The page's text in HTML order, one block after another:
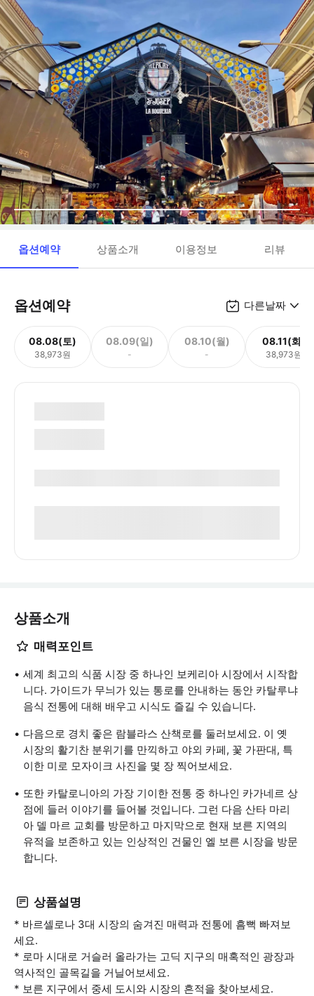
옵션예약 상품소개 이용정보 리뷰
옵션예약 다른날짜
08.08(토)
38,973원
08.09(일)
-
08.10(월)
-
08.11(화)
38,973원
상품소개
매력포인트
세계 최고의 식품 시장 중 하나인 보케리아 시장에서 시작합
니다. 가이드가 무늬가 있는 통로를 안내하는 동안 카탈루냐
음식 전통에 대해 배우고 시식도 즐길 수 있습니다.
다음으로 경치 좋은 람블라스 산책로를 둘러보세요. 이 옛
시장의 활기찬 분위기를 만끽하고 야외 카페, 꽃 가판대, 특
이한 미로 모자이크 사진을 몇 장 찍어보세요.
또한 카탈로니아의 가장 기이한 전통 중 하나인 카가네르 상
점에 들러 이야기를 들어볼 것입니다. 그런 다음 산타 마리
아 델 마르 교회를 방문하고 마지막으로 현재 보른 지역의
유적을 보존하고 있는 인상적인 건물인 엘 보른 시장을 방문
합니다.
상품설명
* 바르셀로나 3대 시장의 숨겨진 매력과 전통에 흠뻑 빠져보
세요.
* 로마 시대로 거슬러 올라가는 고딕 지구의 매혹적인 광장과
역사적인 골목길을 거닐어보세요.
* 보른 지구에서 중세 도시와 시장의 흔적을 찾아보세요.